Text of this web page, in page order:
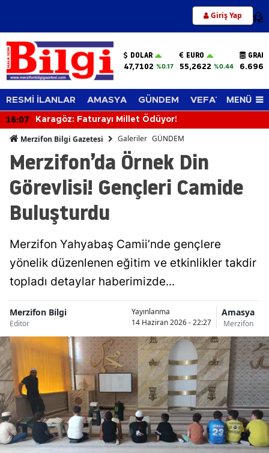
Giriş Yap 12
DOLAR
47,7102 %0.17
EURO
55,2622 %0.44
RESMİ İLANLAR AMASYA GÜNDEM VEFAT EDENLER
MENÜ
15:58
Merzifon İlçe Seçim Müdürü Enver Demirci'ye Veda!
Merzifon Bilgi Gazetesi Galeriler GÜNDEM
Merzifon’da Örnek Din
Görevlisi! Gençleri Camide
Buluşturdu
Merzifon Yahyabaş Camii’nde gençlere
yönelik düzenlenen eğitim ve etkinlikler takdir
topladı detaylar haberimizde...
Merzifon Bilgi
Editör
Yayınlanma
14 Haziran 2026 - 22:27
Amasya
Merzifon